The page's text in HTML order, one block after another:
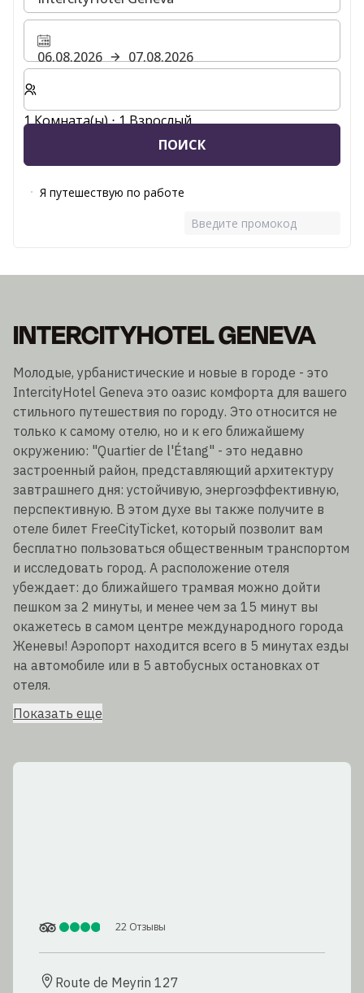
06.08.2026
07.08.2026
Выберите количество комнат и гостей для вашего
1 Комната(ы) ⋅ 1 Взрослый
ПОИСК
Я путешествую по работе
Введите промокод
INTERCITYHOTEL GENEVA
Молодые, урбанистические и новые в городе - это
IntercityHotel Geneva это оазис комфорта для вашего
стильного путешествия по городу. Это относится не
только к самому отелю, но и к его ближайшему
окружению: "Quartier de l'Étang" - это недавно
застроенный район, представляющий архитектуру
завтрашнего дня: устойчивую, энергоэффективную,
перспективную. В этом духе вы также получите в
отеле билет FreeCityTicket, который позволит вам
бесплатно пользоваться общественным транспортом
и исследовать город. А расположение отеля
убеждает: до ближайшего трамвая можно дойти
пешком за 2 минуты, и менее чем за 15 минут вы
окажетесь в самом центре международного города
Женевы! Аэропорт находится всего в 5 минутах езды
на автомобиле или в 5 автобусных остановках от
отеля.
Показать еще
22 Отзывы
Route de Meyrin 127